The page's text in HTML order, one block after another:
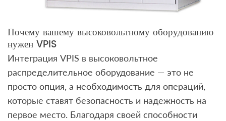
Почему вашему высоковольтному оборудованию
нужен VPIS
Интеграция VPIS в высоковольтное
распределительное оборудование — это не
просто опция, а необходимость для операций,
которые ставят безопасность и надежность на
первое место. Благодаря своей способности